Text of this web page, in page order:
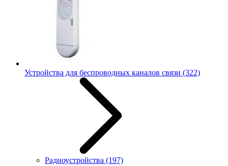
Устройства для беспроводных каналов связи (322)
Радиоустройства (197)